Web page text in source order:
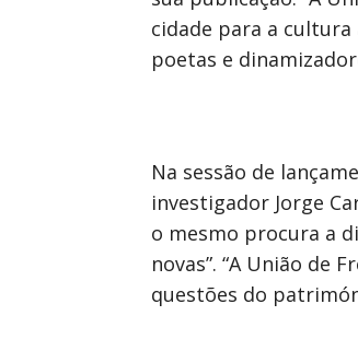
cidade para a
poetas e
Na sessão de
investigador Jorge
o mesmo procura a
novas”. “A União de
questões do